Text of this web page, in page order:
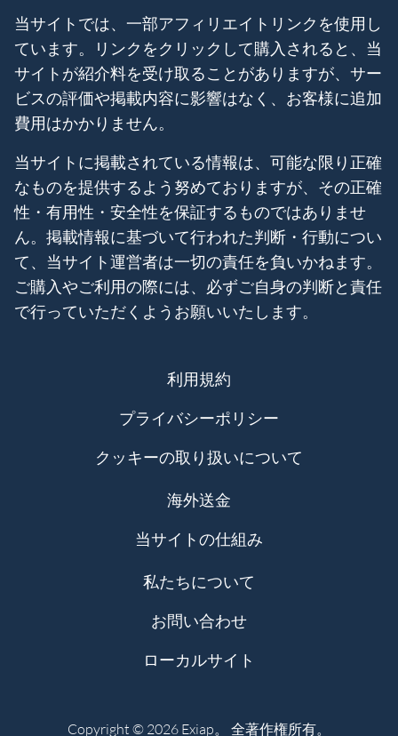
当サイトでは、一部アフィリエイトリンクを使用し
ています。リンクをクリックして購入されると、当
サイトが紹介料を受け取ることがありますが、サー
ビスの評価や掲載内容に影響はなく、お客様に追加
費用はかかりません。
当サイトに掲載されている情報は、可能な限り正確
なものを提供するよう努めておりますが、その正確
性・有用性・安全性を保証するものではありませ
ん。掲載情報に基づいて行われた判断・行動につい
て、当サイト運営者は一切の責任を負いかねます。
ご購入やご利用の際には、必ずご自身の判断と責任
で行っていただくようお願いいたします。
利用規約
プライバシーポリシー
クッキーの取り扱いについて
海外送金
当サイトの仕組み
私たちについて
お問い合わせ
ローカルサイト
Copyright © 2026 Exiap。 全著作権所有。